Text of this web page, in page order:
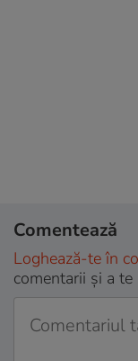
Comentează
Loghează-te în
comentarii și a